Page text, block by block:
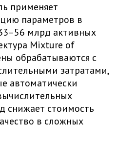
применяет
параметров в
млрд активных
Mixture of
обрабатываются с
затратами,
автоматически
снижает стоимость
в сложных